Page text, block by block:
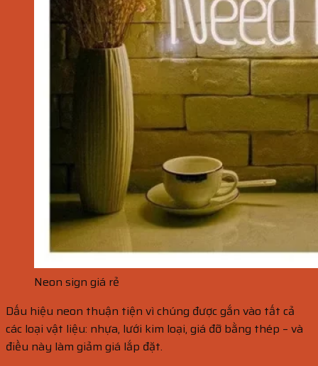
Neon sign giá rẻ
Dấu hiệu neon thuận tiện vì chúng được gắn vào tất cả
các loại vật liệu: nhựa, lưới kim loại, giá đỡ bằng thép – và
điều này làm giảm giá lắp đặt.